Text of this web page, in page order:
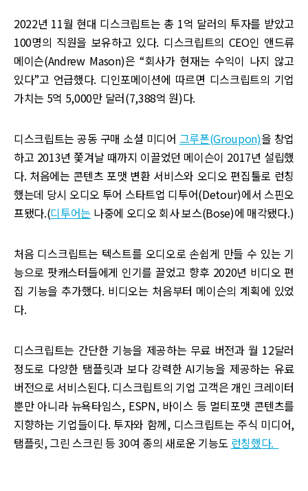
2022년 11월 현대 디스크립트는 총 1억 달러의 투자를 받았고
100명의 직원을 보유하고 있다. 디스크립트의 CEO인 앤드류
메이슨(Andrew Mason)은 “회사가 현재는 수익이 나지 않고
있다”고 언급했다. 디인포메이션에 따르면 디스크립트의 기업
가치는 5억 5,000만 달러(7,388억 원)다.
디스크립트는 공동 구매 소셜 미디어 그루폰(Groupon)을 창업
하고 2013년 쫓겨날 때까지 이끌었던 메이슨이 2017년 설립했
다. 처음에는 콘텐츠 포맷 변환 서비스와 오디오 편집툴로 런칭
했는데 당시 오디오 투어 스타트업 디투어(Detour)에서 스핀오
프됐다.(디투어는 나중에 오디오 회사 보스(Bose)에 매각됐다.)
처음 디스크립트는 텍스트를 오디오로 손쉽게 만들 수 있는 기
능으로 팟캐스터들에게 인기를 끌었고 향후 2020년 비디오 편
집 기능을 추가했다. 비디오는 처음부터 메이슨의 계획에 있었
다.
디스크립트는 간단한 기능을 제공하는 무료 버전과 월 12달러
정도로 다양한 탬플릿과 보다 강력한 AI기능을 제공하는 유료
버전으로 서비스된다. 디스크립트의 기업 고객은 개인 크레이터
뿐만 아니라 뉴욕타임스, ESPN, 바이스 등 멀티포맷 콘텐츠를
지향하는 기업들이다. 투자와 함께, 디스크립트는 주식 미디어,
탬플릿, 그린 스크린 등 30여 종의 새로운 기능도 런칭했다.